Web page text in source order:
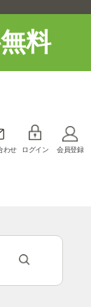
料
わせ ログイン 会員登録